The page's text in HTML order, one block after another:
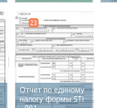
Отчет по единому
налогу формы STI
23